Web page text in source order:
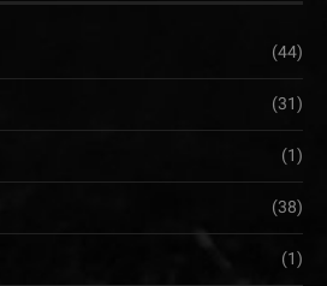
(44)
(31)
(1)
(38)
(1)